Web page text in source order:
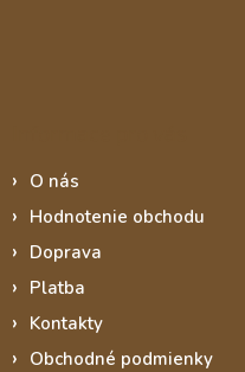
O nás
Hodnotenie obchodu
Doprava
Platba
Kontakty
Obchodné podmienky